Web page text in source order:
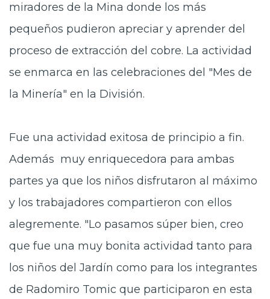
miradores de la Mina donde los más
pequeños pudieron apreciar y aprender del
proceso de extracción del cobre. La actividad
se enmarca en las celebraciones del "Mes de
la Minería" en la División.
Fue una actividad exitosa de principio a fin.
Además muy enriquecedora para ambas
partes ya que los niños disfrutaron al máximo
y los trabajadores compartieron con ellos
alegremente. "Lo pasamos súper bien, creo
que fue una muy bonita actividad tanto para
los niños del Jardín como para los integrantes
de Radomiro Tomic que participaron en esta